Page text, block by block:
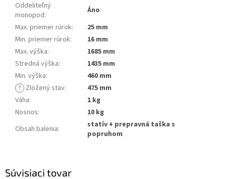
Súvisiaci tovar
Oddeliteľný
monopod:
Áno
Max. priemer rúrok:
25 mm
Min. priemer rúrok:
16 mm
Max. výška:
1685 mm
Stredná výška:
1435 mm
Min. výška:
460 mm
? Zložený stav:
475 mm
Váha:
1 kg
Nosnos:
10 kg
Obsah balenia:
statív + prepravná taška s
popruhom